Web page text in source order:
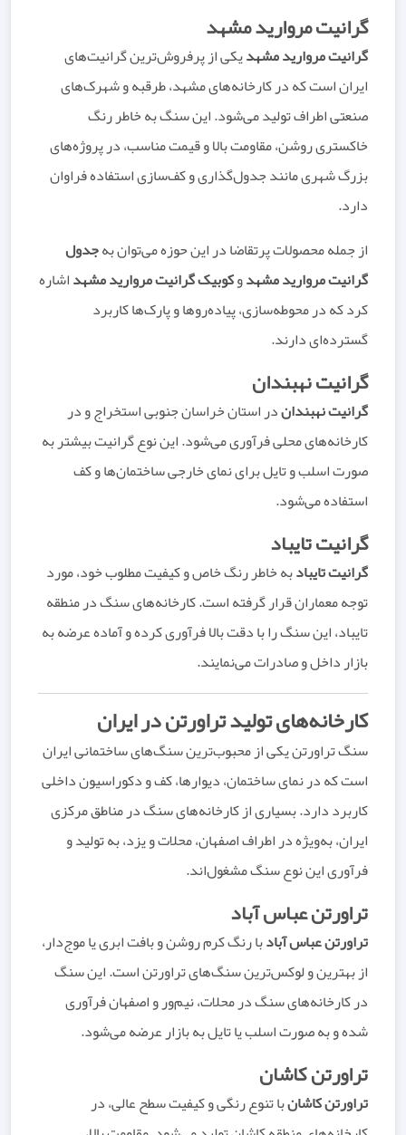
گرانیت مروارید مشهد
گرانیت مروارید مشهدیکی از پرفروش‌ترین گرانیت‌های
ایران است که در کارخانه‌های مشهد، طرقبه و شهرک‌های
صنعتی اطراف تولید می‌شود. این سنگ به خاطر رنگ
خاکستری روشن، مقاومت بالا و قیمت مناسب، در پروژه‌های
بزرگ شهری مانند جدول‌گذاری و کف‌سازی استفاده فراوان
دارد.
از جمله محصولات پرتقاضا در این حوزه می‌توان بهجدول
گرانیت مروارید مشهدوکوبیک گرانیت مروارید مشهداشاره
کرد که در محوطه‌سازی، پیاده‌روها و پارک‌ها کاربرد
گسترده‌ای دارند.
گرانیت نهبندان
گرانیت نهبنداندر استان خراسان جنوبی استخراج و در
کارخانه‌های محلی فرآوری می‌شود. این نوع گرانیت بیشتر به
صورت اسلب و تایل برای نمای خارجی ساختمان‌ها و کف
استفاده می‌شود.
گرانیت تایباد
گرانیت تایبادبه خاطر رنگ خاص و کیفیت مطلوب خود، مورد
توجه معماران قرار گرفته است. کارخانه‌های سنگ در منطقه
تایباد، این سنگ را با دقت بالا فرآوری کرده و آماده عرضه به
بازار داخل و صادرات می‌نمایند.
کارخانه‌های تولید تراورتن در ایران
سنگ تراورتن یکی از محبوب‌ترین سنگ‌های ساختمانی ایران
است که در نمای ساختمان، دیوارها، کف و دکوراسیون داخلی
کاربرد دارد. بسیاری از کارخانه‌های سنگ در مناطق مرکزی
ایران، به‌ویژه در اطراف اصفهان، محلات و یزد، به تولید و
فرآوری این نوع سنگ مشغول‌اند.
تراورتن عباس آباد
تراورتن عباس آبادبا رنگ کرم روشن و بافت ابری یا موج‌دار،
از بهترین و لوکس‌ترین سنگ‌های تراورتن است. این سنگ
در کارخانه‌های سنگ در محلات، نیم‌ور و اصفهان فرآوری
شده و به صورت اسلب یا تایل به بازار عرضه می‌شود.
تراورتن کاشان
تراورتن کاشانبا تنوع رنگی و کیفیت سطح عالی، در